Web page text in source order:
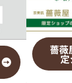
薔薇